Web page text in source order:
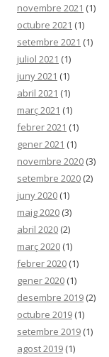
novembre 2021 (1)
octubre 2021 (1)
setembre 2021 (1)
juliol 2021 (1)
juny 2021 (1)
abril 2021 (1)
març 2021 (1)
febrer 2021 (1)
gener 2021 (1)
novembre 2020 (3)
setembre 2020 (2)
juny 2020 (1)
maig 2020 (3)
abril 2020 (2)
març 2020 (1)
febrer 2020 (1)
gener 2020 (1)
desembre 2019 (2)
octubre 2019 (1)
setembre 2019 (1)
agost 2019 (1)